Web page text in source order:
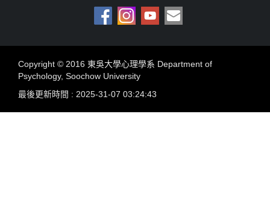
Copyright © 2016 東吳大學心理學系 Department of
Psychology, Soochow University
最後更新時間 : 2025-31-07 03:24:43